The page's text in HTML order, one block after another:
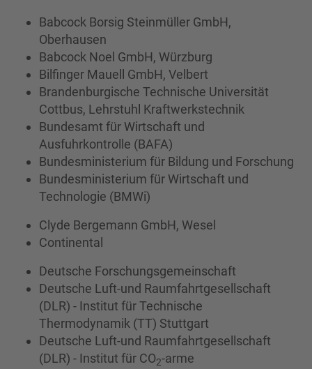
Babcock Borsig Steinmüller GmbH,
Oberhausen
Babcock Noel GmbH, Würzburg
Bilfinger Mauell GmbH, Velbert
Brandenburgische Technische Universität
Cottbus, Lehrstuhl Kraftwerkstechnik
Bundesamt für Wirtschaft und
Ausfuhrkontrolle (BAFA)
Bundesministerium für Bildung und Forschung
Bundesministerium für Wirtschaft und
Technologie (BMWi)
Clyde Bergemann GmbH, Wesel
Continental
Deutsche Forschungsgemeinschaft
Deutsche Luft-und Raumfahrtgesellschaft
(DLR) - Institut für Technische
Thermodynamik (TT) Stuttgart
Deutsche Luft-und Raumfahrtgesellschaft
(DLR) - Institut für CO2-arme